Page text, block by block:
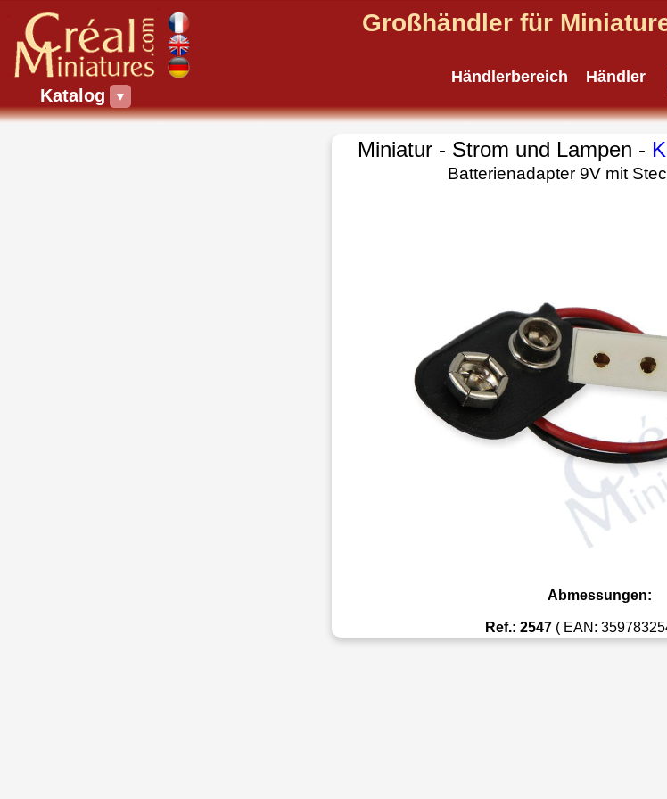
Katalog ▼
Großhändler für
Händlerbereich Händler
Miniatur - Strom und Lampen -
Batterienadapter 9V mit
Abmessungen:
Ref.: 2547 ( EAN: